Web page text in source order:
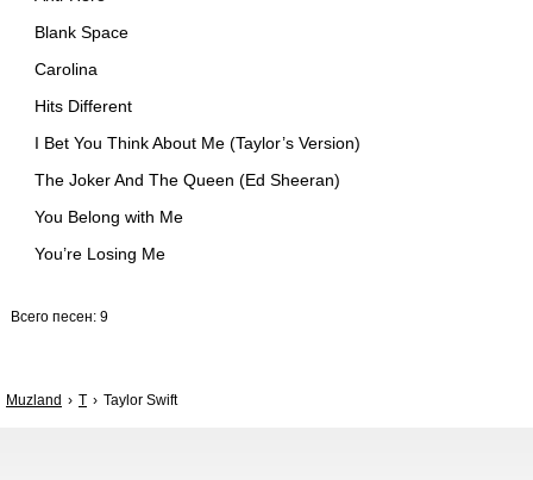
Blank Space
Carolina
Hits Different
I Bet You Think About Me (Taylor’s Version)
The Joker And The Queen (Ed Sheeran)
You Belong with Me
You’re Losing Me
Всего песен: 9
Muzland T Taylor Swift